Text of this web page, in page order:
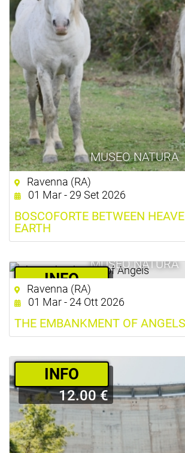
MUSEO NATURA
Ravenna (RA)
01 Mar - 29 Set 2026
BOSCOFORTE BETWEEN
EARTH
MUSEO NATURA
­INFO
30.00 €
Ravenna (RA)
01 Mar - 24 Ott 2026
THE EMBANKMENT OF ANGELS
­INFO
12.00 €